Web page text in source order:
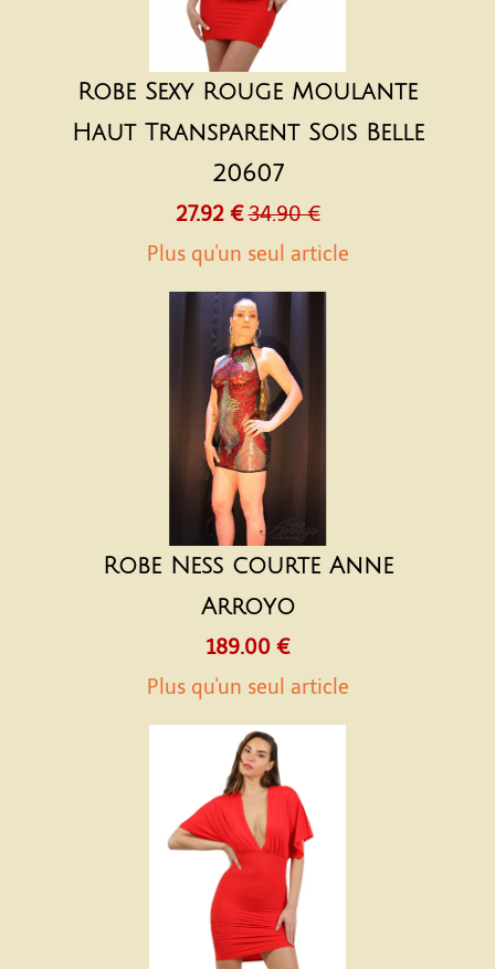
Robe Sexy Rouge Moulante
Haut Transparent Sois Belle
20607
27.92 € 34.90 €
Plus qu'un seul article
Robe Ness courte Anne
Arroyo
189.00 €
Plus qu'un seul article